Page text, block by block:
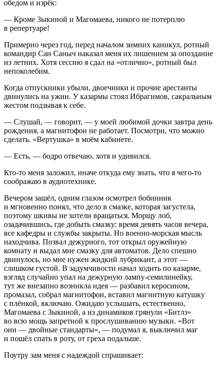
обедом и изрёк:
— Кроме Зыкиной и Магомаева, никого не потерплю
в репертуаре!
Примерно через год, перед началом зимних каникул, ротный
командир Сан Саныч наказал меня их лишением за опоздание
из летних. Хотя сессию я сдал на «отлично», ротный был
непоколебим.
Когда отпускники убыли, двоечники и прочие арестанты
двинулись на ужин. У казармы стоял Ибрагимов, сакральным
жестом подзывая к себе.
— Слушай, — говорит, — у моей любимой дочки завтра день
рождения, а магнитофон не работает. Посмотри, что можно
сделать. «Вертушка» в моём кабинете.
— Есть, — бодро отвечаю, хотя и удивился.
Кто-то меня заложил, иначе откуда ему знать, что я чего-то
соображаю в аудиотехнике.
Вечером зашёл, одним глазом осмотрел бобинник
и мгновенно понял, что дело в смазке, которая загустела,
поэтому шкивы не хотели вращаться. Морщу лоб,
озадачившись, где добыть смазку: время девять часов вечера,
все кафедры и службы закрыты. Но военно-морская мысль
находчива. Позвал дежурного, тот открыл оружейную
комнату и выдал мне смазку для автоматов. Дело спешно
двинулось, но мне нужен жидкий лубрикант, а этот —
слишком густой. В задумчивости начал ходить по казарме,
взгляд случайно упал на дежурную лампу-семилинейку,
тут же внезапно возникла идея — разбавил керосином,
промазал, собрал магнитофон, вставил магнитную катушку
с плёнкой, включаю. Ожидаю услышать, естественно,
Магомаева с Зыкиной, а из динамиков грянули «Битлз»
во всю мощь запретной к прослушиванию музыки. «Вот
они — двойные стандарты», — подумал я, выключил маг
и пошёл спать в роту, от греха подальше.
Поутру зам меня с надеждой спрашивает: